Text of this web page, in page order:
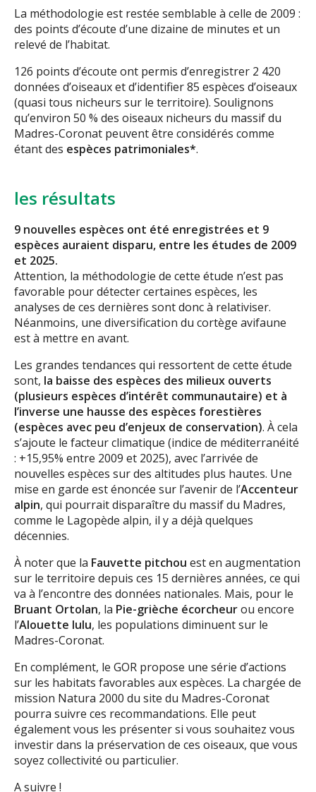
La méthodologie est restée semblable à celle de 2009 :
des points d’écoute d’une dizaine de minutes et un
relevé de l’habitat.
126 points d’écoute ont permis d’enregistrer 2 420
données d’oiseaux et d’identifier 85 espèces d’oiseaux
(quasi tous nicheurs sur le territoire). Soulignons
qu’environ 50 % des oiseaux nicheurs du massif du
Madres-Coronat peuvent être considérés comme
étant des espèces patrimoniales*.
les résultats
9 nouvelles espèces ont été enregistrées et 9
espèces auraient disparu, entre les études de 2009
et 2025.
Attention, la méthodologie de cette étude n’est pas
favorable pour détecter certaines espèces, les
analyses de ces dernières sont donc à relativiser.
Néanmoins, une diversification du cortège avifaune
est à mettre en avant.
Les grandes tendances qui ressortent de cette étude
sont, la baisse des espèces des milieux ouverts
(plusieurs espèces d’intérêt communautaire) et à
l’inverse une hausse des espèces forestières
(espèces avec peu d’enjeux de conservation). À cela
s’ajoute le facteur climatique (indice de méditerranéité
: +15,95% entre 2009 et 2025), avec l’arrivée de
nouvelles espèces sur des altitudes plus hautes. Une
mise en garde est énoncée sur l’avenir de l’Accenteur
alpin, qui pourrait disparaître du massif du Madres,
comme le Lagopède alpin, il y a déjà quelques
décennies.
À noter que la Fauvette pitchou est en augmentation
sur le territoire depuis ces 15 dernières années, ce qui
va à l’encontre des données nationales. Mais, pour le
Bruant Ortolan, la Pie-grièche écorcheurou encore
l’Alouette lulu, les populations diminuent sur le
Madres-Coronat.
En complément, le GOR propose une série d’actions
sur les habitats favorables aux espèces. La chargée de
mission Natura 2000 du site du Madres-Coronat
pourra suivre ces recommandations. Elle peut
également vous les présenter si vous souhaitez vous
investir dans la préservation de ces oiseaux, que vous
soyez collectivité ou particulier.
A suivre !